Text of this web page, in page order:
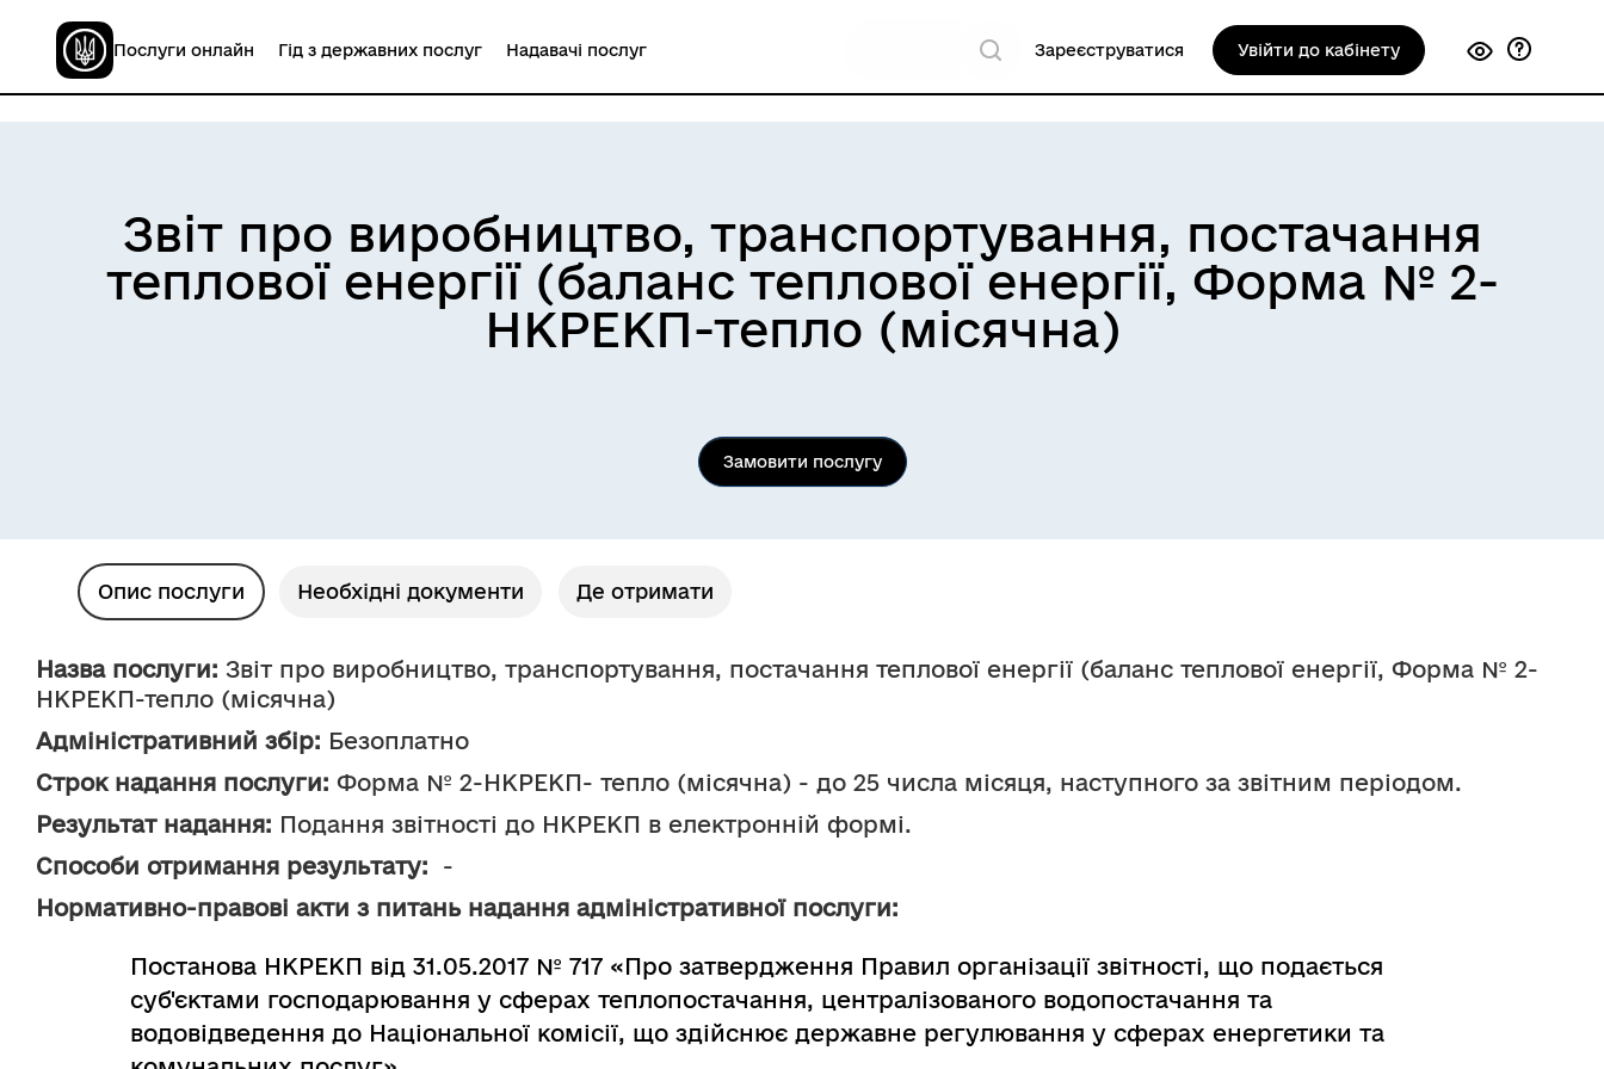
Послуги онлайн Гід з державних послуг Надавачі послуг Зареєструватися Увійти до кабінету
Звіт про виробництво, транспортування, постачання
теплової енергії (баланс теплової енергії, Форма № 2-
НКРЕКП-тепло (місячна)
Замовити послугу
Опис послуги Необхідні документи Де отримати
Назва послуги: Звіт про виробництво, транспортування, постачання теплової енергії (баланс теплової енергії, Форма № 2-
НКРЕКП-тепло (місячна)
Адміністративний збір: Безоплатно
Строк надання послуги: Форма № 2-НКРЕКП- тепло (місячна) - до 25 числа місяця, наступного за звітним періодом.
Результат надання: Подання звітності до НКРЕКП в електронній формі.
Способи отримання результату:
  -
Нормативно-правові акти з питань надання адміністративної послуги:
Постанова НКРЕКП від 31.05.2017 № 717 «Про затвердження Правил організації звітності, що подається
суб'єктами господарювання у сферах теплопостачання, централізованого водопостачання та
водовідведення до Національної комісії, що здійснює державне регулювання у сферах енергетики та